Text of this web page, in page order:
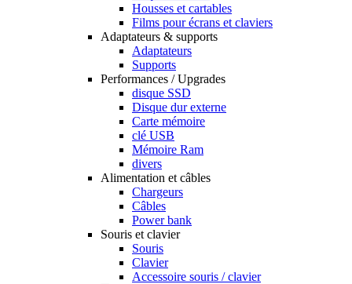
Housses et cartables
Films pour écrans et claviers
Adaptateurs & supports
Adaptateurs
Supports
Performances / Upgrades
disque SSD
Disque dur externe
Carte mémoire
clé USB
Mémoire Ram
divers
Alimentation et câbles
Chargeurs
Câbles
Power bank
Souris et clavier
Souris
Clavier
Accessoire souris / clavier